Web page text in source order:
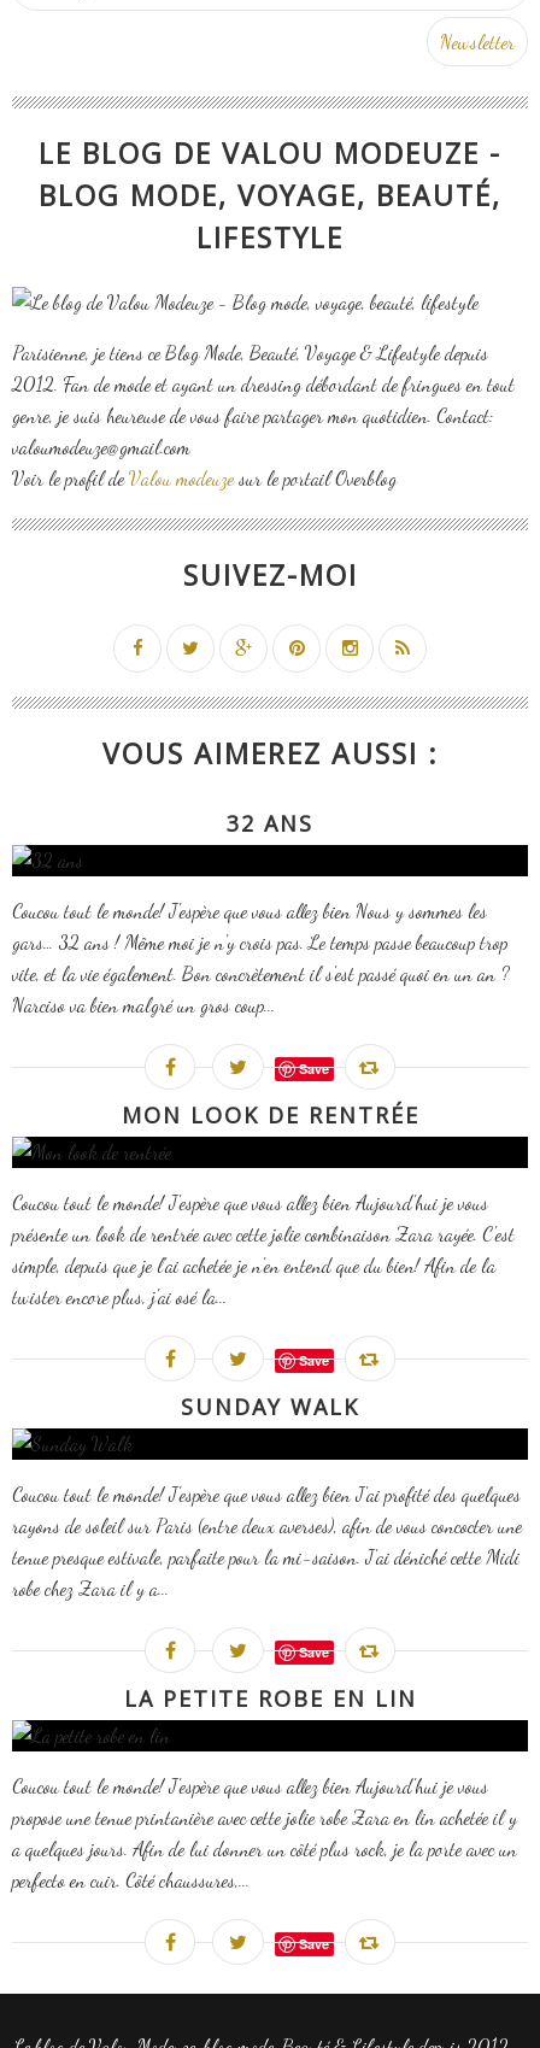
LE BLOG DE VALOU MODEUZE -
BLOG MODE, VOYAGE, BEAUTÉ,
LIFESTYLE
Parisienne, je tiens ce Blog Mode, Beauté, Voyage & Lifestyle depuis
2012. Fan de mode et ayant un dressing débordant de fringues en tout
genre, je suis heureuse de vous faire partager mon quotidien. Contact:
valoumodeuze@gmail.com
Voir le profil deValou modeuzesur le portail Overblog
SUIVEZ-MOI
VOUS AIMEREZ AUSSI :
32 ANS
Coucou tout le monde! J'espère que vous allez bien Nous y sommes les
gars… 32 ans ! Même moi je n'y crois pas. Le temps passe beaucoup trop
vite, et la vie également. Bon concrètement il s'est passé quoi en un an ?
Narciso va bien malgré un gros coup...
Save
MON LOOK DE RENTRÉE
Coucou tout le monde! J'espère que vous allez bien Aujourd'hui je vous
présente un look de rentrée avec cette jolie combinaison Zara rayée. C'est
simple, depuis que je l'ai achetée je n'en entend que du bien! Afin de la
twister encore plus, j'ai osé la...
Save
SUNDAY WALK
Coucou tout le monde! J'espère que vous allez bien J'ai profité des quelques
rayons de soleil sur Paris (entre deux averses), afin de vous concocter une
tenue presque estivale, parfaite pour la mi-saison. J'ai déniché cette Midi
robe chez Zara il y a...
Save
LA PETITE ROBE EN LIN
Coucou tout le monde! J'espère que vous allez bien Aujourd'hui je vous
propose une tenue printanière avec cette jolie robe Zara en lin achetée il y
a quelques jours. Afin de lui donner un côté plus rock, je la porte avec un
perfecto en cuir. Côté chaussures,...
Save